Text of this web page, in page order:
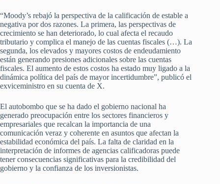
“Moody’s rebajó la perspectiva de la calificación de estable a
negativa por dos razones. La primera, las perspectivas de
crecimiento se han deteriorado, lo cual afecta el recaudo
tributario y complica el manejo de las cuentas fiscales (…). La
segunda, los elevados y mayores costos de endeudamiento
están generando presiones adicionales sobre las cuentas
fiscales. El aumento de estos costos ha estado muy ligado a la
dinámica política del país de mayor incertidumbre”, publicó el
exviceministro en su cuenta de X.
El autobombo que se ha dado el gobierno nacional ha
generado preocupación entre los sectores financieros y
empresariales que recalcan la importancia de una
comunicación veraz y coherente en asuntos que afectan la
estabilidad económica del país. La falta de claridad en la
interpretación de informes de agencias calificadoras puede
tener consecuencias significativas para la credibilidad del
gobierno y la confianza de los inversionistas.